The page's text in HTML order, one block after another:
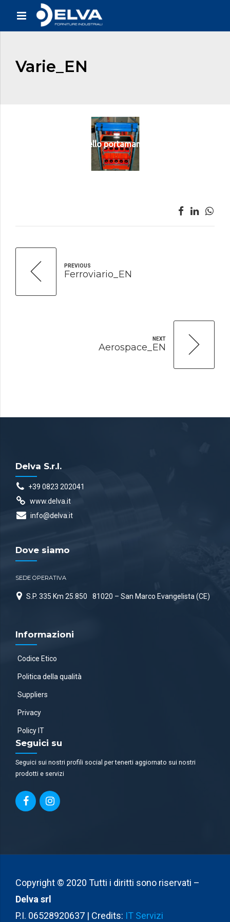
Varie_EN
Carrello portamandrini
PREVIOUS
Ferroviario_EN
NEXT
Aerospace_EN
Delva S.r.l.
+39 0823 202041
www.delva.it
info@delva.it
Dove siamo
SEDE OPERATIVA
S.P. 335 Km 25.850 81020 – San Marco Evangelista (CE)
Informazioni
Codice Etico
Politica della qualità
Suppliers
Privacy
Policy IT
Seguici su
Seguici sui nostri profili social per tenerti aggiornato sui nostri
prodotti e servizi
Copyright © 2020 Tutti i diritti sono riservati –
Delva srl
P.I. 06528920637 | Credits: IT Servizi